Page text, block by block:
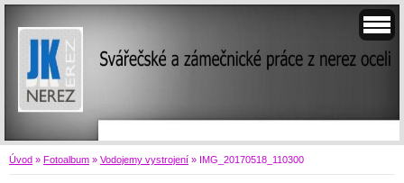
Úvod » Fotoalbum » Vodojemy vystrojení » IMG_20170518_110300